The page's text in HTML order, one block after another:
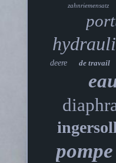
zahnriemensatz
deere de travail
ingersoll
pompe